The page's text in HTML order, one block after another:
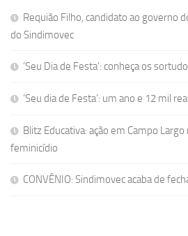
Requião Filho, candidato ao governo
do Sindimovec
‘Seu Dia de Festa’: conheça os
‘Seu dia de Festa’: um ano e 12 mil
Blitz Educativa: ação em Campo
feminicídio
CONVÊNIO: Sindimovec acaba de